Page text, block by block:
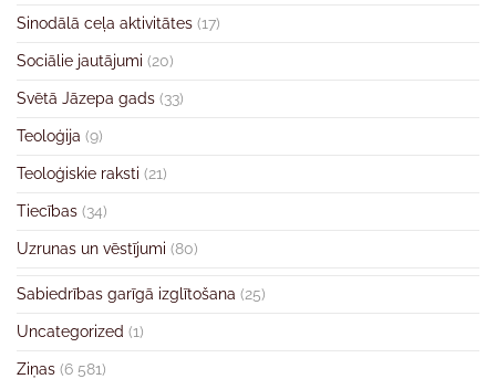
Sinodālā ceļa aktivitātes (17)
Sociālie jautājumi (20)
Svētā Jāzepa gads (33)
Teoloģija (9)
Teoloģiskie raksti (21)
Tiecības (34)
Uzrunas un vēstījumi (80)
Sabiedrības garīgā izglītošana (25)
Uncategorized (1)
Ziņas (6 581)